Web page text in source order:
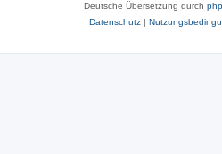
Deutsche Übersetzung durch
Datenschutz|